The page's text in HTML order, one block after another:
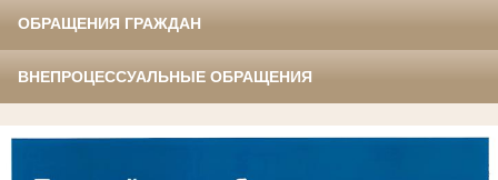
ОБРАЩЕНИЯ ГРАЖДАН
ВНЕПРОЦЕССУАЛЬНЫЕ ОБРАЩЕНИЯ